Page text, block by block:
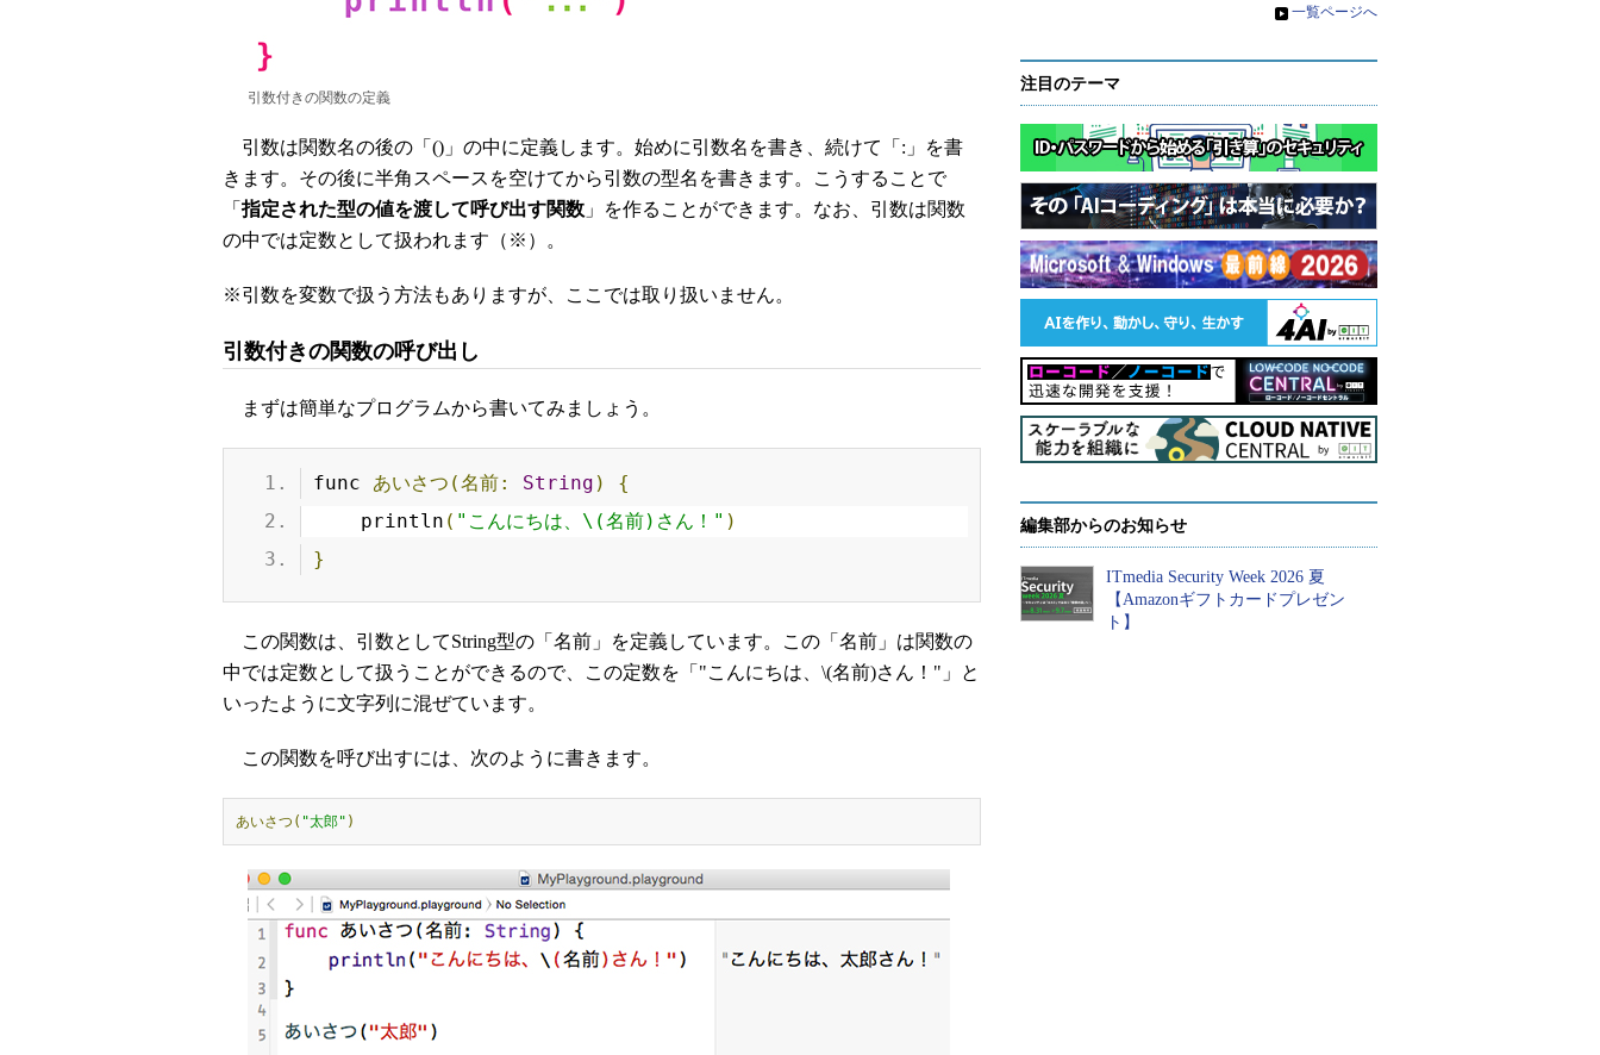
引数付きの関数の定義
引数は関数名の後の「()」の中に定義します。始めに引数名を書き、続けて「:」を書
きます。その後に半角スペースを空けてから引数の型名を書きます。こうすることで
「指定された型の値を渡して呼び出す関数 」を作ることができます。なお、引数は関数
の中では定数として扱われます（※）。
※引数を変数で扱う方法もありますが、ここでは取り扱いません。
引数付きの関数の呼び出し
まずは簡単なプログラムから書いてみましょう。
func あいさつ(名前: String )
{
    println
( "こんにちは、\(名前)さん！" )
}
この関数は、引数としてString型の「名前」を定義しています。この「名前」は関数の
中では定数として扱うことができるので、この定数を「"こんにちは、\(名前)さん！"」と
いったように文字列に混ぜています。
この関数を呼び出すには、次のように書きます。
あいさつ( "太郎" )
» 一覧ページへ
注目のテーマ
編集部からのお知らせ
ITmedia Security Week 2026 夏
【Amazonギフトカードプレゼン
ト】